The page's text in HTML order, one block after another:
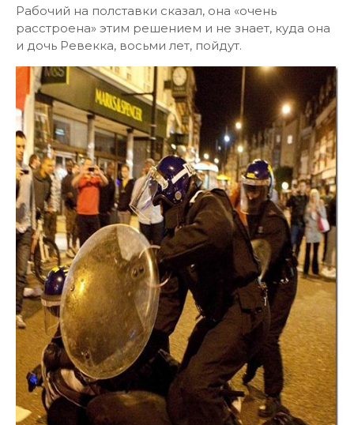
Рабочий на полставки сказал, она «очень
расстроена» этим решением и не знает, куда она
и дочь Ревекка, восьми лет, пойдут.